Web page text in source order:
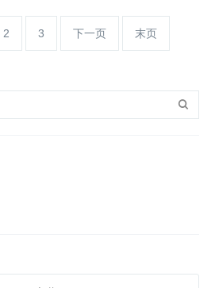
2 3 下一页 末页